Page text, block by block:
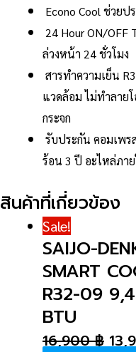
Econo Cool ช่วย
24 Hour ON/OFF
ล่วงหน้า 24 ชั่วโมง
สารทำความเย็น
แวดล้อม ไม่ทำลาย
กระจก
รับประกัน คอมเพร
ร้อน 3 ปี อะไหล่ภา
สินค้าที่เกี่ยวข้อง
Sale!
SAIJO-
SMART
R32-09
BTU
16,900฿